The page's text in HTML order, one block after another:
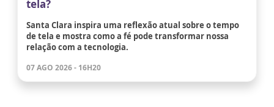
tela?
Santa Clara inspira uma reflexão atual sobre o tempo
de tela e mostra como a fé pode transformar nossa
relação com a tecnologia.
07 AGO 2026 - 16H20